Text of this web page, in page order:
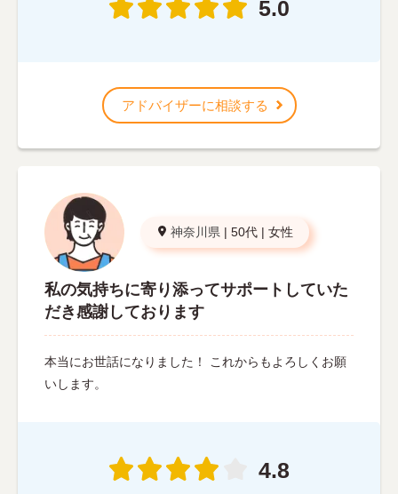
5.0
アドバイザーに相談する
神奈川県 | 50代 | 女性
私の気持ちに寄り添ってサポートしていた
だき感謝しております
本当にお世話になりました！ これからもよろしくお願
いします。
4.8